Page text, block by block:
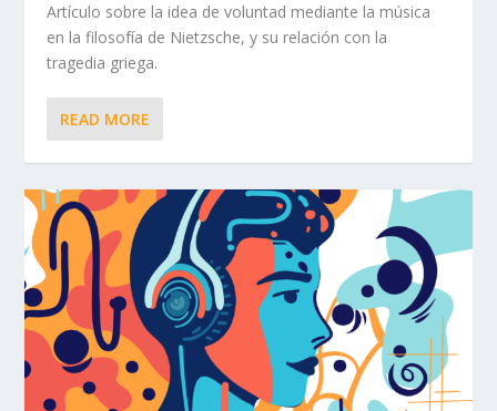
Artículo sobre la idea de voluntad mediante la música
en la filosofía de Nietzsche, y su relación con la
tragedia griega.
READ MORE